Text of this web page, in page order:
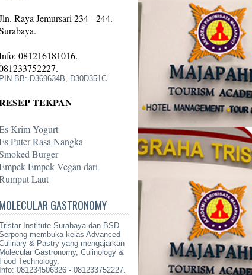
Raya Jemursari 234 - 244.
081216181016.
PIN BB: D369634B, D30D351C
TEKPAN
Krim Yogurt
Puter Rasa Nangka
Burger
Empek Vegan dari
Laut
MOLECULAR GASTRONOMY
Institute Surabaya dan BSD
membuka kelas Advanced
& Pastry yang mengajarkan
Molecular Gastronomy, Culinology &
Food Technology.
Info: 081234506326 - 081233752227.